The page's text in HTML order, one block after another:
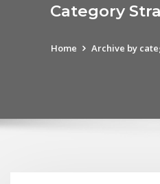
Category
Home Archive by